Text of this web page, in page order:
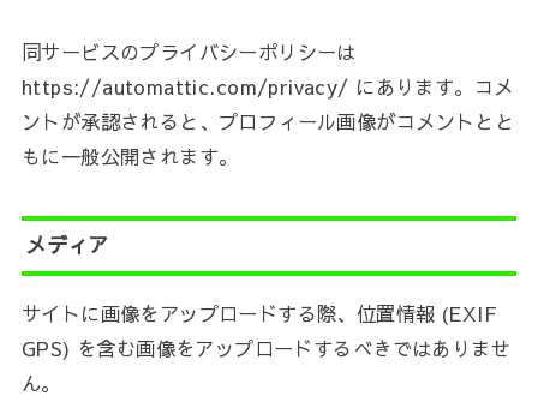
同サービスのプライバシーポリシーは
https://automattic.com/privacy/ にあります。コメ
ントが承認されると、プロフィール画像がコメントとと
もに一般公開されます。
メディア
サイトに画像をアップロードする際、位置情報 (EXIF
GPS) を含む画像をアップロードするべきではありませ
ん。